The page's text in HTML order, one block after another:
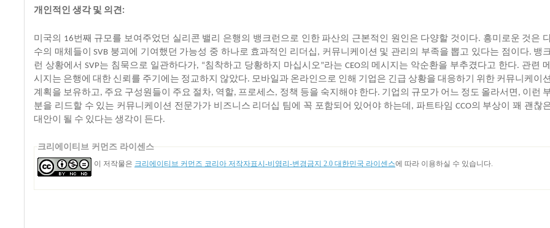
개인적인 생각 및 의견:
미국의 16번째 규모를 보여주었던 실리콘 밸리 은행의 뱅크런으로 인한 파산의 근본적인 원인은 다양할 것이다. 흥미로운 것은
수의 매체들이 SVB 붕괴에 기여했던 가능성 중 하나로 효과적인 리더십 , 커뮤니케이션 및 관리의 부족을 뽑고 있다는 점이다. 뱅
런 상황에서 SVP는 침묵으로 일관하다가, “침착하고 당황하지 마십시오”라는 CEO의 메시지는 악순환을 부추겼다고 한다. 관련 메
시지는 은행에 대한 신뢰를 주기에는 정교하지 않았다. 모바일과 온라인으로 인해 기업은 긴급 상황을 대응하기 위한 커뮤니케이션
계획을 보유하고, 주요 구성원들이 주요 절차, 역할, 프로세스, 정책 등을 숙지해야 한다. 기업의 규모가 어느 정도 올라서면 , 이런
분을 리드할 수 있는 커뮤니케이션 전문가가 비즈니스 리더십 팀에 꼭 포함되어 있어야 하는데 , 파트타임 CCO의 부상이 꽤 괜찮
대안이
될 수 있다는 생각이 든다.
크리에이티브 커먼즈 라이센스
이 저작물은 크리에이티브 커먼즈 코리아 저작자표시-비영리-변경금지 2.0 대한민국 라이센스에 따라 이용하실 수 있습니다.